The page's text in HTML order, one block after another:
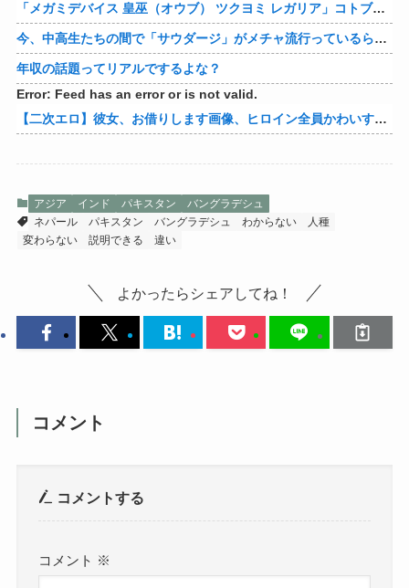
「メガミデバイス 皇巫（オウブ） ツクヨミ レガリア」コトブキヤデビュー…
今、中高生たちの間で「サウダージ」がメチャ流行っているらしい
年収の話題ってリアルでするよな？
Error: Feed has an error or is not valid.
【二次エロ】彼女、お借りします画像、ヒロイン全員かわいすぎる件ｗ
アジア インド パキスタン
バングラデシュ
ネパール
パキスタン バングラデシュ わからない
人種
変わらない
説明できる 違い
よかったらシェアしてね！
コメント
コメントする
コメント ※